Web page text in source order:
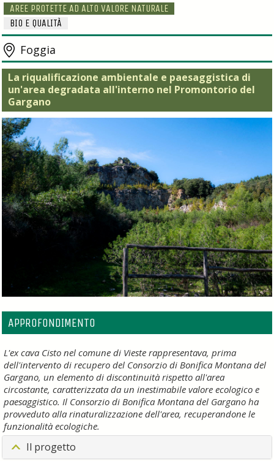
AREE PROTETTE AD ALTO VALORE NATURALE
BIO E QUALITÀ
Foggia
La riqualificazione ambientale e paesaggistica di
un'area degradata all'interno nel Promontorio del
Gargano
APPROFONDIMENTO
L'ex cava Cisto nel comune di Vieste rappresentava, prima
dell'intervento di recupero del Consorzio di Bonifica Montana del
Gargano, un elemento di discontinuità rispetto all'area
circostante, caratterizzata da un inestimabile valore ecologico e
paesaggistico. Il Consorzio di Bonifica Montana del Gargano ha
provveduto alla rinaturalizzazione dell'area, recuperandone le
funzionalità ecologiche.
Il progetto